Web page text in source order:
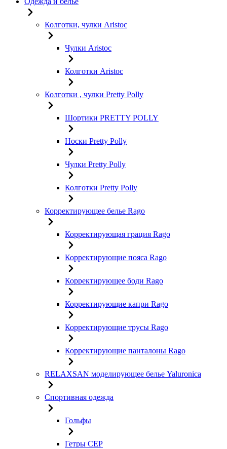
Колготки, чулки Aristoc
Чулки Aristoc
Колготки Aristoc
Колготки , чулки Pretty Polly
Шортики PRETTY POLLY
Носки Pretty Polly
Чулки Pretty Polly
Колготки Pretty Polly
Корректирующее белье Rago
Корректирующая грация Rago
Корректирующие пояса Rago
Корректирующее боди Rago
Корректирующие капри Rago
Корректирующие трусы Rago
Корректирующие панталоны Rago
RELAXSAN моделирующее белье Yaluroniсa
Спортивная одежда
Гольфы
Гетры CEP